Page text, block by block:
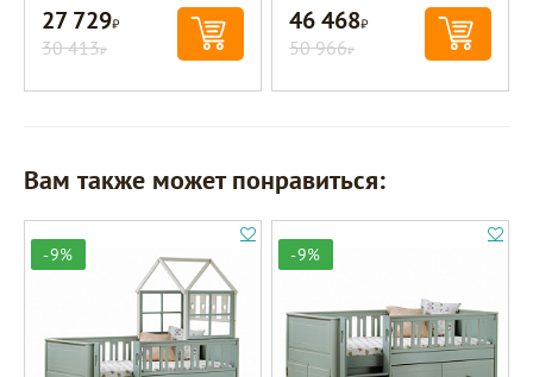
27 729Р
30 413Р
46 468Р
50 966Р
Вам также может понравиться:
-9% -9%